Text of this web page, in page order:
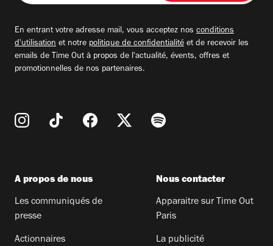
adresse
En entrant votre adresse mail, vous acceptez nos conditions
d'utilisation et notre politique de confidentialité et de recevoir les
emails de Time Out à propos de l'actualité, évents, offres et
promotionnelles de nos partenaires.
A propos de nous
Les communiqués de
presse
Actionnaires
Nous contacter
Apparaitre sur Time Out
Paris
La publicité